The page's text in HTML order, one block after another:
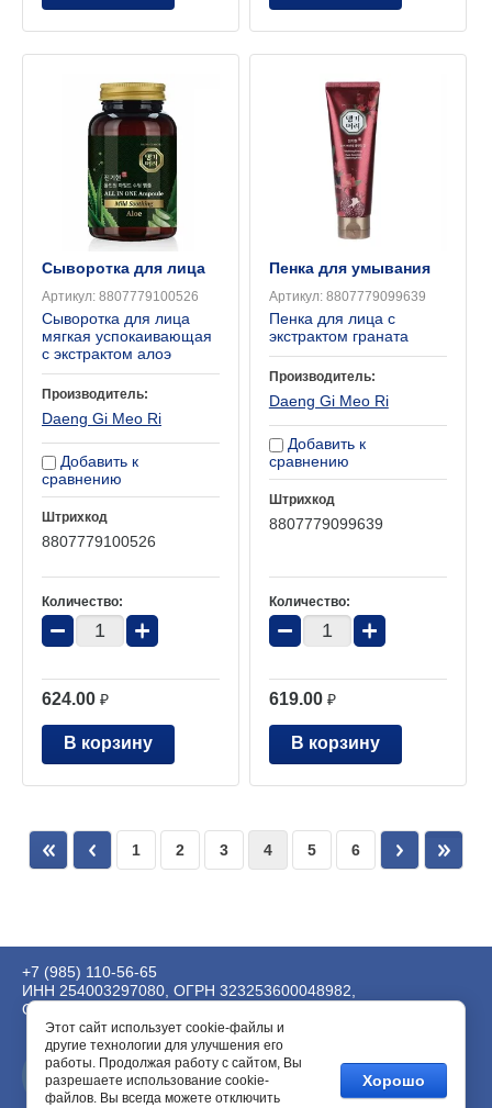
Сыворотка для лица
Артикул: 8807779100526
Сыворотка для лица
мягкая успокаивающая
с экстрактом алоэ
Производитель:
Daeng Gi Meo Ri
Добавить к
сравнению
Штрихкод
8807779100526
Количество:
− +
624.00 ₽
В корзину
Пенка для умывания
Артикул:8807779099639
Пенка для лица с
экстрактом граната
Производитель:
Daeng Gi Meo Ri
Добавить к
сравнению
Штрихкод
8807779099639
Количество:
− +
619.00 ₽
В корзину
1 2 3 4 5 6
+7 (985) 110-56-65
ИНН 254003297080, ОГРН 323253600048982,
ОКВЭД 62.01, 63.99.1, 73.20.
Этот сайт использует cookie-файлы и
другие технологии для улучшения его
работы. Продолжая работу с сайтом, Вы
разрешаете использование cookie-
файлов. Вы всегда можете отключить
Хорошо